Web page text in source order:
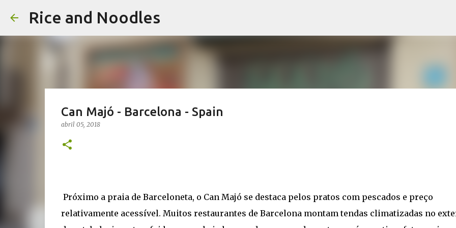
Rice and Noodles
Can Majó - Barcelona - Spain
abril 05, 2018
Próximo a praia de Barceloneta, o Can Majó se destaca pelos pratos com pescados e preço
relativamente acessível. Muitos restaurantes de Barcelona montam tendas climatizadas no